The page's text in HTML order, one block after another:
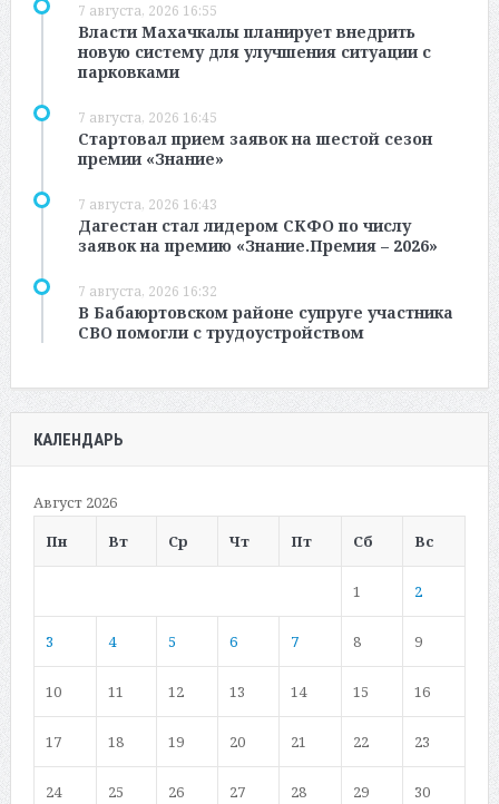
7 августа, 2026 16:55
Власти Махачкалы планирует внедрить
новую систему для улучшения ситуации с
парковками
7 августа, 2026 16:45
Стартовал прием заявок на шестой сезон
премии «Знание»
7 августа, 2026 16:43
Дагестан стал лидером СКФО по числу
заявок на премию «Знание.Премия – 2026»
7 августа, 2026 16:32
В Бабаюртовском районе супруге участника
СВО помогли с трудоустройством
КАЛЕНДАРЬ
Август 2026
Пн
Вт Ср Чт Пт Сб Вс
1 2
3 4 5 6 7 8 9
10 11 12 13 14 15 16
17 18 19 20 21 22 23
24 25 26 27 28 29 30